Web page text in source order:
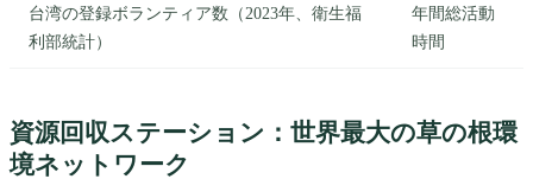
台湾の登録ボランティア数（2023年、衛生福
利部統計）
年間総活動
時間
資源回収ステーション：世界最大の草の根環
境ネットワーク